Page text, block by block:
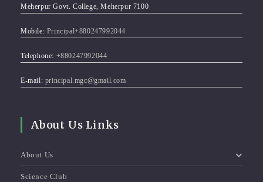
Meherpur Govt. College, Meherpur 7100
Mobile: Principal+880247992044
Telephone: +880247992044
E-mail: principal.mgc@gmail.com
About Us Links
About Us
Science Club